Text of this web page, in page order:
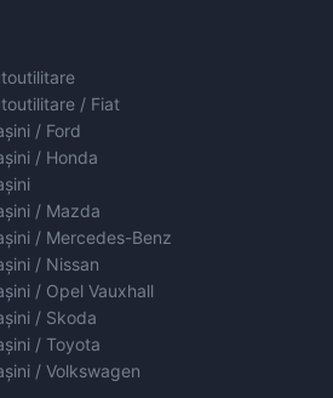
/ Fiat
/ Ford
/ Honda
/ Mazda
/ Mercedes-Benz
/ Nissan
/ Opel Vauxhall
/ Skoda
/ Toyota
/ Volkswagen